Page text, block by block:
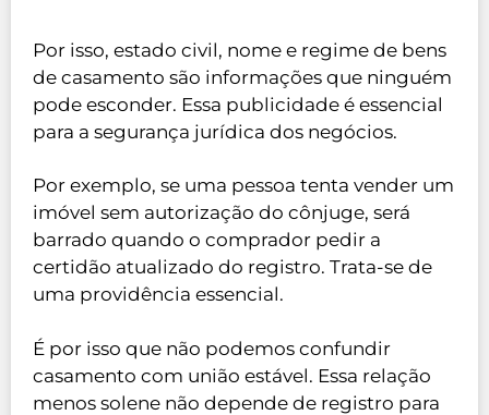
Por isso, estado civil, nome e regime de bens
de casamento são informações que ninguém
pode esconder. Essa publicidade é essencial
para a segurança jurídica dos negócios.
Por exemplo, se uma pessoa tenta vender um
imóvel sem autorização do cônjuge, será
barrado quando o comprador pedir a
certidão atualizado do registro. Trata-se de
uma providência essencial.
É por isso que não podemos confundir
casamento com união estável. Essa relação
menos solene não depende de registro para